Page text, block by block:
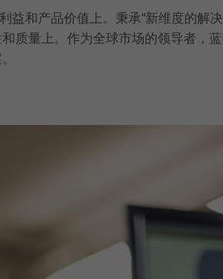
和产品价值上。秉承“新维度的解
质量上。作为全球市场的领导者，